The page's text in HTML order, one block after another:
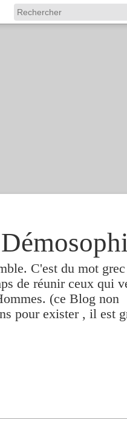
C'est du mot
de réunir ceux qui
(ce Blog non
pour exister , il est